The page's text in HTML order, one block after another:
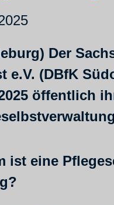
Der
e.V. (DBfK
öffentlich
ist eine